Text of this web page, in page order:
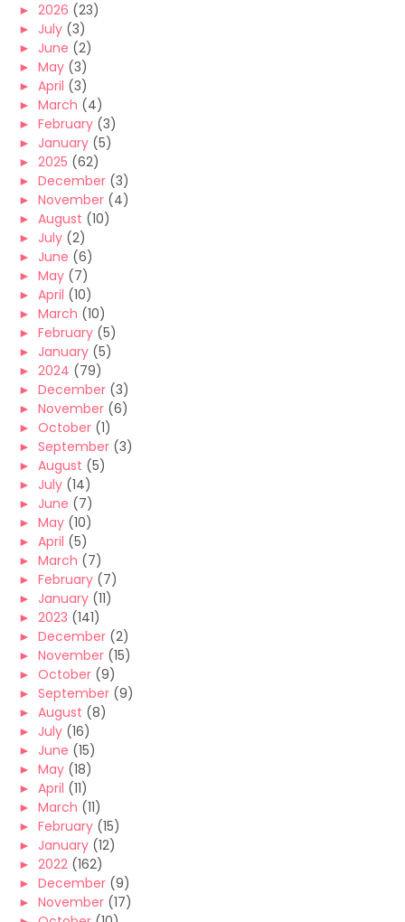
► 2026 (23)
► July (3)
► June (2)
► May (3)
► April (3)
► March (4)
► February (3)
► January (5)
► 2025 (62)
► December (3)
► November (4)
► August (10)
► July (2)
► June (6)
► May (7)
► April (10)
► March (10)
► February (5)
► January (5)
► 2024 (79)
► December (3)
► November (6)
► October (1)
► September (3)
► August (5)
► July (14)
► June (7)
► May (10)
► April (5)
► March (7)
► February (7)
► January (11)
► 2023 (141)
► December (2)
► November (15)
► October (9)
► September (9)
► August (8)
► July (16)
► June (15)
► May (18)
► April (11)
► March (11)
► February (15)
► January (12)
► 2022 (162)
► December (9)
► November (17)